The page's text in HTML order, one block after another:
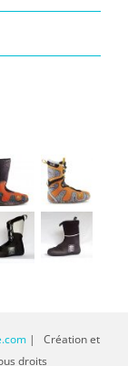
| Création et
droits